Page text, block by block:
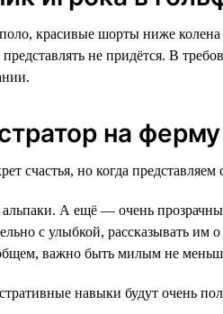
красивые шорты ниже
представлять не придётся. В
на
счастья, но когда
А ещё — очень
с улыбкой, рассказывать
важно быть милым не
навыки будут очень